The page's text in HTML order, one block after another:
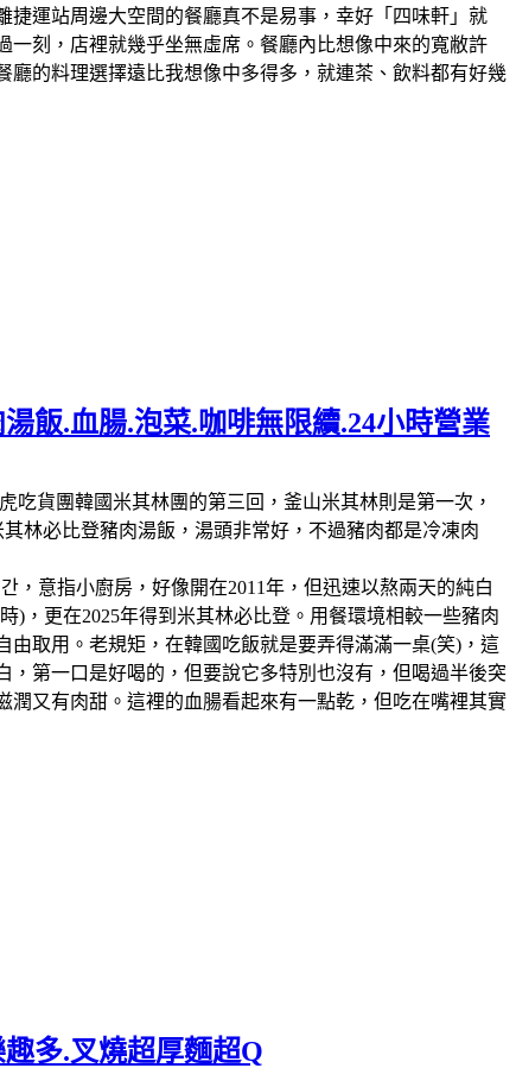
捷運站周邊大空間的餐廳真不是易事，幸好「四味軒」就
刻，店裡就幾乎坐無虛席。餐廳內比想像中來的寬敝許
的料理選擇遠比我想像中多得多，就連茶、飲料都有好幾
飯.血腸.泡菜.咖啡無限續.24小時營業
吃貨團韓國米其林團的第三回，釜山米其林則是第一次，
林必比登豬肉湯飯，湯頭非常好，不過豬肉都是冷凍肉
，意指小廚房，好像開在2011年，但迅速以熬兩天的純白
)，更在2025年得到米其林必比登。用餐環境相較一些豬肉
取用。老規矩，在韓國吃飯就是要弄得滿滿一桌(笑)，這
第一口是好喝的，但要說它多特別也沒有，但喝過半後突
又有肉甜。這裡的血腸看起來有一點乾，但吃在嘴裡其實
多.叉燒超厚麵超Q